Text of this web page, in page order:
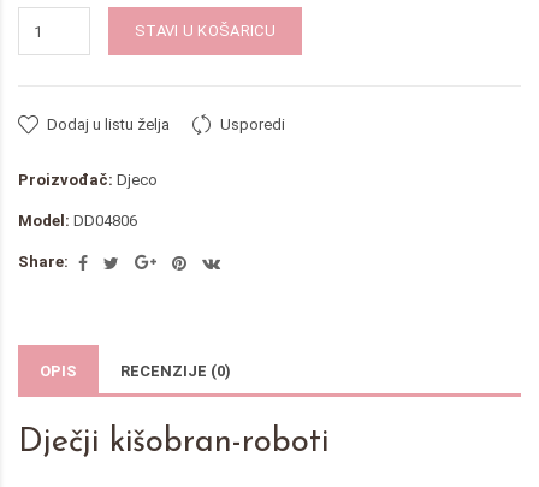
STAVI U KOŠARICU
Dodaj u listu želja Usporedi
Proizvođač: Djeco
Model: DD04806
Share:
OPIS RECENZIJE (0)
Dječji kišobran-roboti